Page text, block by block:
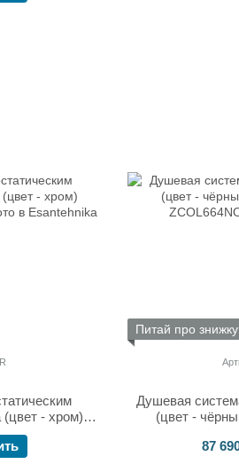
- хром)
Питай про
Душевая
(цвет -
87